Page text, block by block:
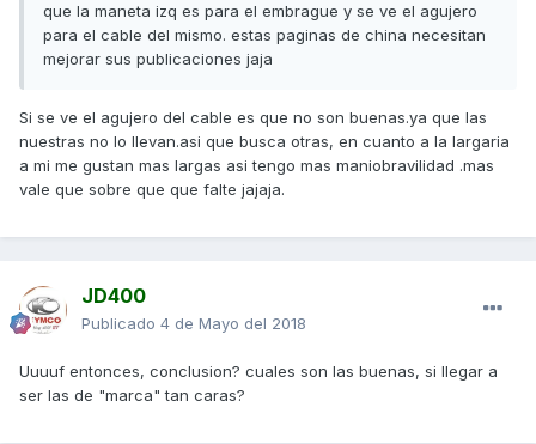
que la maneta izq es para el embrague y se ve el agujero
para el cable del mismo. estas paginas de china necesitan
mejorar sus publicaciones jaja
Si se ve el agujero del cable es que no son buenas.ya que las
nuestras no lo llevan.asi que busca otras, en cuanto a la largaria
a mi me gustan mas largas asi tengo mas maniobravilidad .mas
vale que sobre que que falte jajaja.
JD400
Publicado 4 de Mayo del 2018
Uuuuf entonces, conclusion? cuales son las buenas, si llegar a
ser las de "marca" tan caras?